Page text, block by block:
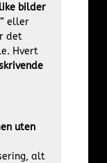
bilder
eller
det
Hvert
uten
alt